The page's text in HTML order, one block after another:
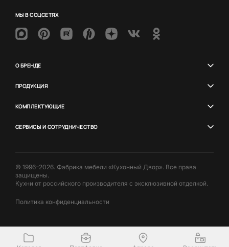
МЫ В СОЦСЕТЯХ
О БРЕНДЕ
ПРОДУКЦИЯ
КОМПЛЕКТУЮЩИЕ
СЕРВИСЫ И СОТРУДНИЧЕСТВО
© 1996–2026. Фабрика мебели «Кухонный Двор». Все права
защищены.
Кухни от российского производителя с эксклюзивной отделкой.
Политика конфиденциальности